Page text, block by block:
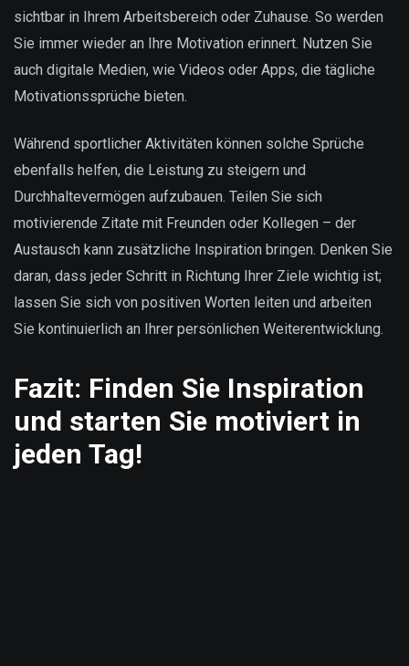
sichtbar in Ihrem Arbeitsbereich oder Zuhause. So werden
Sie immer wieder an Ihre Motivation erinnert. Nutzen Sie
auch digitale Medien, wie Videos oder Apps, die tägliche
Motivationssprüche bieten.
Während sportlicher Aktivitäten können solche Sprüche
ebenfalls helfen, die Leistung zu steigern und
Durchhaltevermögen aufzubauen. Teilen Sie sich
motivierende Zitate mit Freunden oder Kollegen – der
Austausch kann zusätzliche Inspiration bringen. Denken Sie
daran, dass jeder Schritt in Richtung Ihrer Ziele wichtig ist;
lassen Sie sich von positiven Worten leiten und arbeiten
Sie kontinuierlich an Ihrer persönlichen Weiterentwicklung.
Fazit: Finden Sie Inspiration
und starten Sie motiviert in
jeden Tag!